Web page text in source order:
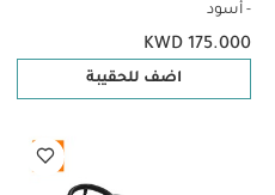
- أسود
KWD 175.000
اضف للحقيبة